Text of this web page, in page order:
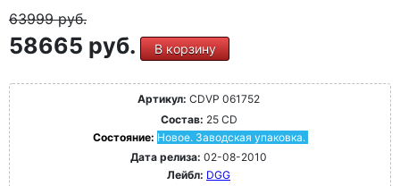
63999руб.
58665 руб. В корзину
Артикул: CDVP 061752
Состав: 25 CD
Состояние: Новое. Заводская упаковка.
Дата релиза: 02-08-2010
Лейбл: DGG